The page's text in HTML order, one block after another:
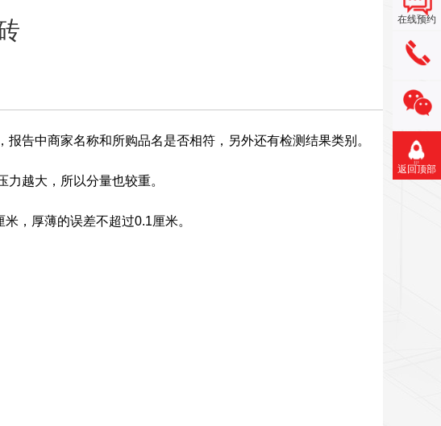
告中商家名称和所购品名是否相符，另外还有检测结果类别。
越大，所以分量也较重。
，厚薄的误差不超过0.1厘米。
在线预约
返回顶部